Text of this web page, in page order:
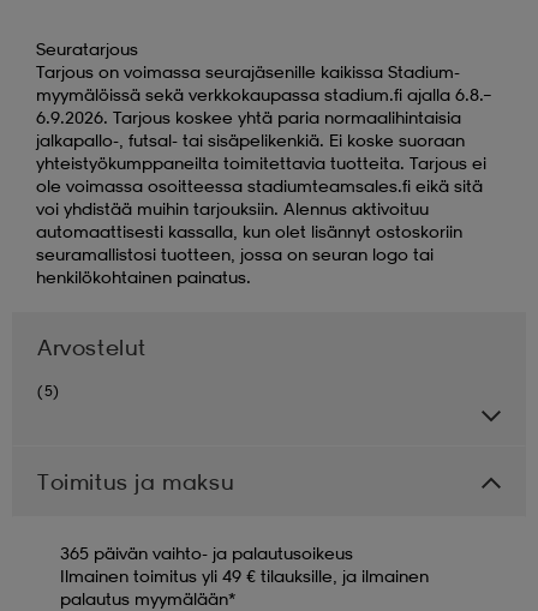
Seuratarjous
Tarjous on voimassa seurajäsenille kaikissa Stadium-
myymälöissä sekä verkkokaupassa stadium.fi ajalla 6.8.–
6.9.2026. Tarjous koskee yhtä paria normaalihintaisia
jalkapallo-, futsal- tai sisäpelikenkiä. Ei koske suoraan
yhteistyökumppaneilta toimitettavia tuotteita. Tarjous ei
ole voimassa osoitteessa stadiumteamsales.fi eikä sitä
voi yhdistää muihin tarjouksiin. Alennus aktivoituu
automaattisesti kassalla, kun olet lisännyt ostoskoriin
seuramallistosi tuotteen, jossa on seuran logo tai
henkilökohtainen painatus.
Arvostelut
(5)
Toimitus ja maksu
365 päivän vaihto- ja palautusoikeus
Ilmainen toimitus yli 49 € tilauksille, ja ilmainen
palautus myymälään*